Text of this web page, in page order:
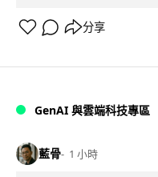
分享
GenAI 與雲端科技專區
藍骨 1 小時